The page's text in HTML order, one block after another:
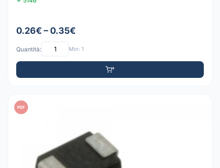
0.26€ – 0.35€
Quantità: Min: 1
PDF